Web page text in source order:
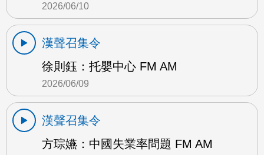
2026/06/10
漢聲召集令
徐則鈺：托嬰中心 FM AM
2026/06/09
漢聲召集令
方琮嬿：中國失業率問題 FM AM